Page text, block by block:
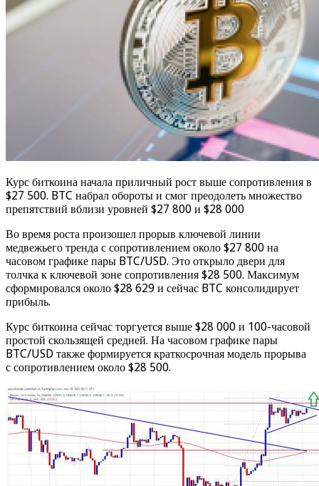
Курс биткоина начала приличный рост выше сопротивления в
$27 500. BTC набрал обороты и смог преодолеть множество
препятствий вблизи уровней $27 800 и $28 000
Во время роста произошел прорыв ключевой линии
медвежьего тренда с сопротивлением около $27 800 на
часовом графике пары BTC/USD. Это открыло двери для
толчка к ключевой зоне сопротивления $28 500. Максимум
сформировался около $28 629 и сейчас BTC консолидирует
прибыль.
Курс биткоина сейчас торгуется выше $28 000 и 100-часовой
простой скользящей средней. На часовом графике пары
BTC/USD также формируется краткосрочная модель прорыва
с сопротивлением около $28 500.